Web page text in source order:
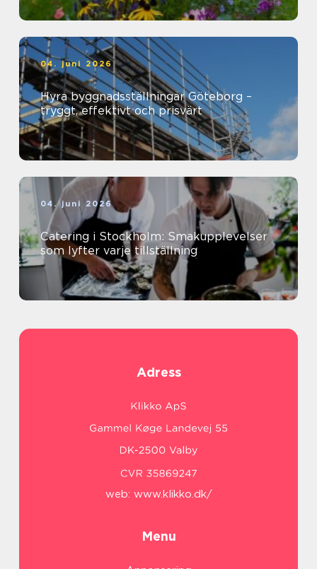
04. juni 2026
Hyra byggnadsställningar Göteborg –
tryggt, effektivt och prisvärt
04. juni 2026
Catering i Stockholm: Smakupplevelser
som lyfter varje tillställning
Adress
web: www.klikko.dk/
Menu